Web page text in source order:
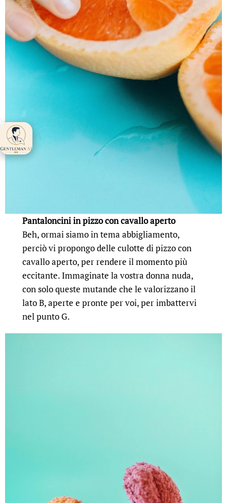
Pantaloncini in pizzo con cavallo aperto
Beh, ormai siamo in tema abbigliamento,
perciò vi propongo delle culotte di pizzo con
cavallo aperto, per rendere il momento più
eccitante. Immaginate la vostra donna nuda,
con solo queste mutande che le valorizzano il
lato B, aperte e pronte per voi, per imbattervi
nel punto G.
Gentleman AI ti